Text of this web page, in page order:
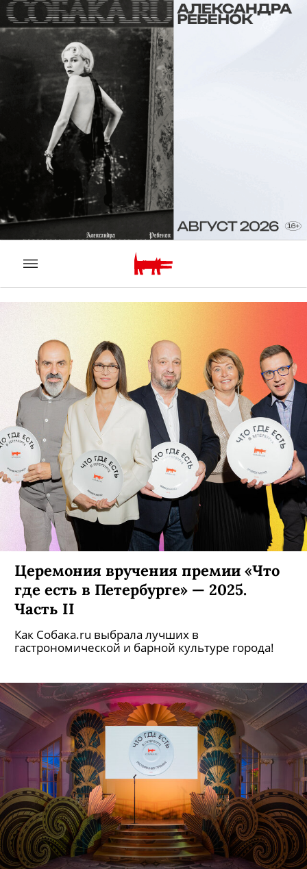
Церемония вручения премии «Что
где есть в Петербурге» — 2025.
Часть II
Как Собака.ru выбрала лучших в
гастрономической и барной культуре города!